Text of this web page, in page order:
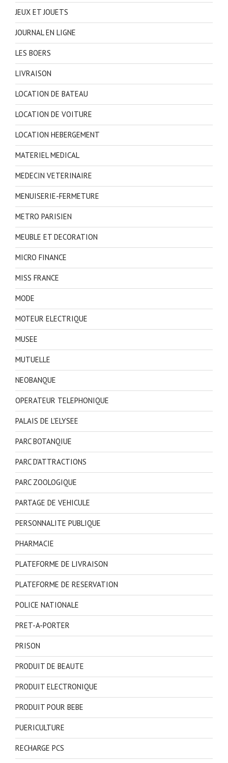
JEUX ET JOUETS
JOURNAL EN LIGNE
LES BOERS
LIVRAISON
LOCATION DE BATEAU
LOCATION DE VOITURE
LOCATION HEBERGEMENT
MATERIEL MEDICAL
MEDECIN VETERINAIRE
MENUISERIE-FERMETURE
METRO PARISIEN
MEUBLE ET DECORATION
MICRO FINANCE
MISS FRANCE
MODE
MOTEUR ELECTRIQUE
MUSEE
MUTUELLE
NEOBANQUE
OPERATEUR TELEPHONIQUE
PALAIS DE L'ELYSEE
PARC BOTANQIUE
PARC D'ATTRACTIONS
PARC ZOOLOGIQUE
PARTAGE DE VEHICULE
PERSONNALITE PUBLIQUE
PHARMACIE
PLATEFORME DE LIVRAISON
PLATEFORME DE RESERVATION
POLICE NATIONALE
PRET-A-PORTER
PRISON
PRODUIT DE BEAUTE
PRODUIT ELECTRONIQUE
PRODUIT POUR BEBE
PUERICULTURE
RECHARGE PCS